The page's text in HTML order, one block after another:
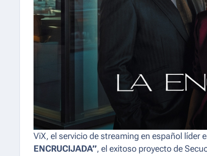
ViX, el servicio de streaming en español líder
ENCRUCIJADA”, el exitoso proyecto de